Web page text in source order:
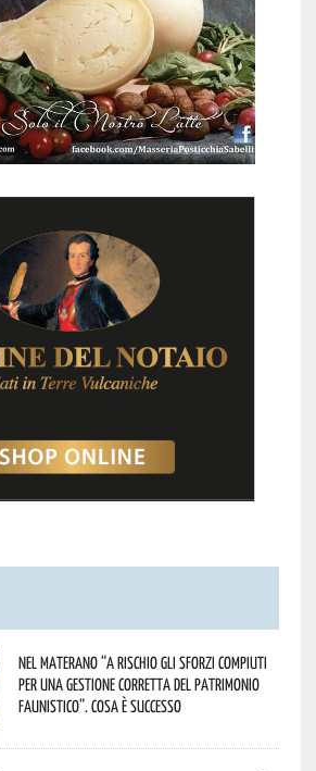
Nel materano “a rischio gli sforzi compiuti
per una gestione corretta del patrimonio
faunistico”. Cosa è successo